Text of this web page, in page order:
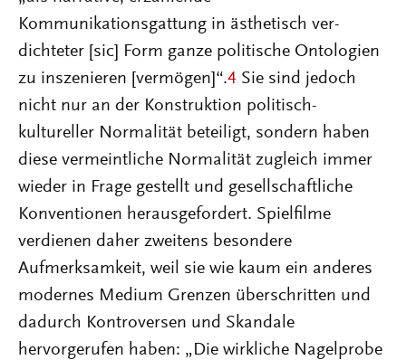
Kommunikationsgattung in ästhetisch ver-
dichteter [sic] Form ganze politische Ontologien
zu inszenieren [vermögen]“.4 Sie sind jedoch
nicht nur an der Konstruktion politisch-
kultureller Normalität beteiligt, sondern haben
diese vermeintliche Normalität zugleich immer
wieder in Frage gestellt und gesellschaftliche
Konventionen herausgefordert. Spielfilme
verdienen daher zweitens besondere
Aufmerksamkeit, weil sie wie kaum ein anderes
modernes Medium Grenzen überschritten und
dadurch Kontroversen und Skandale
hervorgerufen haben: „Die wirkliche Nagelprobe